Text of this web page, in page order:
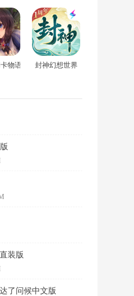
物语安卓手游封神幻想世界
装版
了问候中文版